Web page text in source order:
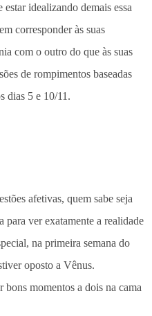
idealizando demais essa
corresponder às suas
com o outro do que às suas
de rompimentos baseadas
dias 5 e 10/11.
afetivas, quem sabe seja
para ver exatamente a realidade
na primeira semana do
oposto a Vênus.
momentos a dois na cama